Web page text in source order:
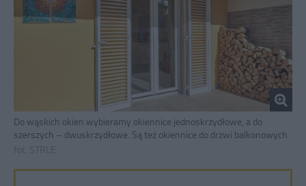
Do wąskich okien wybieramy okiennice jednoskrzydłowe, a do
szerszych – dwuskrzydłowe. Są też okiennice do drzwi balkonowych